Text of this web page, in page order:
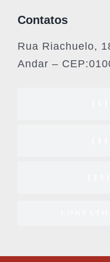
Contatos
Rua Riachuelo,
Andar –